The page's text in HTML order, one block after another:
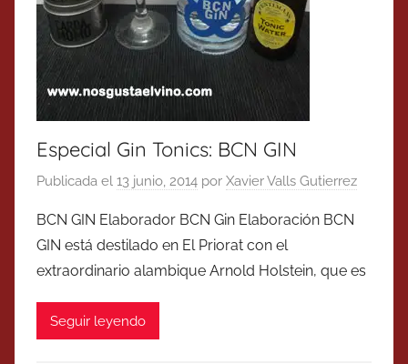
Especial Gin Tonics: BCN GIN
Publicada el 13 junio, 2014 por Xavier Valls Gutierrez
BCN GIN Elaborador BCN Gin Elaboración BCN
GIN está destilado en El Priorat con el
extraordinario alambique Arnold Holstein, que es
Seguir leyendo